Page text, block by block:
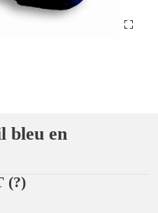
bleu en
(?)